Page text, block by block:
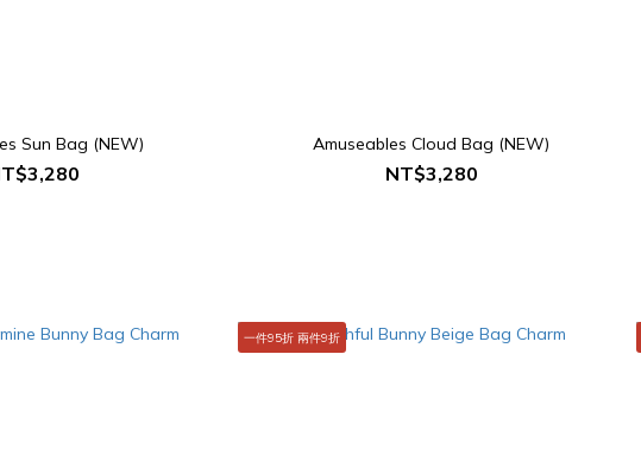
Sun Bag (NEW) Amuseables Cloud Bag (NEW)
NT$3,280
一件95折 兩件9折